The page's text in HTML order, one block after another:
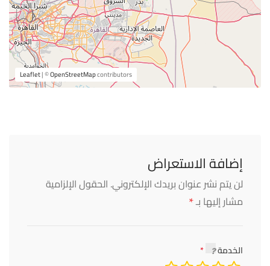
Leaflet| ©OpenStreetMapcontributors
إضافة الاستعراض
لن يتم نشر عنوان بريدك الإلكتروني. الحقول الإلزامية
مشار إليها بـ*
الخدمة